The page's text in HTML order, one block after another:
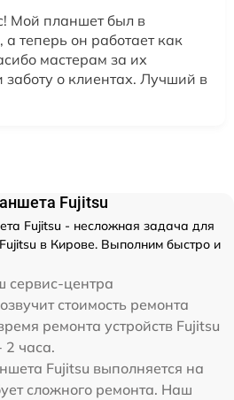
Мой планшет был в
теперь он работает как
мастерам за их
о клиентах. Лучший в
Fujitsu
Fujitsu - несложная задача для
в Кирове. Выполним быстро и
сервис-центра
стоимость ремонта
ремонта устройств Fujitsu
2 часа.
Fujitsu выполняется на
сложного ремонта. Наш